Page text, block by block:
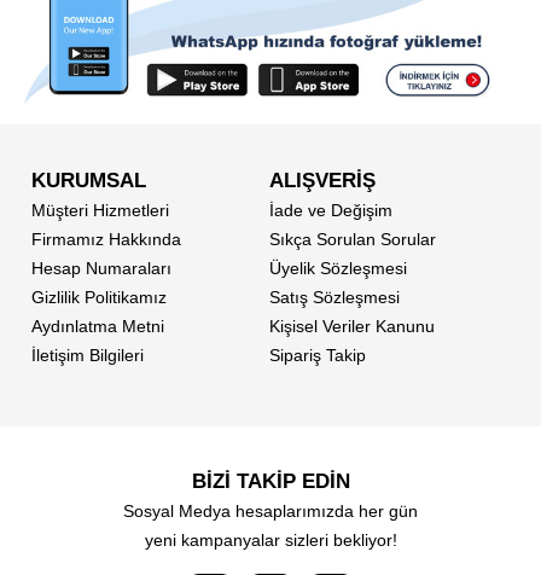
KURUMSAL
Müşteri Hizmetleri
Firmamız Hakkında
Hesap Numaraları
Gizlilik Politikamız
Aydınlatma Metni
İletişim Bilgileri
ALIŞVERİŞ
İade ve Değişim
Sıkça Sorulan Sorular
Üyelik Sözleşmesi
Satış Sözleşmesi
Kişisel Veriler Kanunu
Sipariş Takip
BİZİ TAKİP EDİN
Sosyal Medya hesaplarımızda her gün
yeni kampanyalar sizleri bekliyor!